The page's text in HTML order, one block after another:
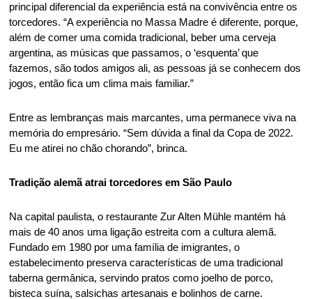
principal diferencial da experiência está na convivência entre os
torcedores. “A experiência no Massa Madre é diferente, porque,
além de comer uma comida tradicional, beber uma cerveja
argentina, as músicas que passamos, o ‘esquenta’ que
fazemos, são todos amigos ali, as pessoas já se conhecem dos
jogos, então fica um clima mais familiar.”
Entre as lembranças mais marcantes, uma permanece viva na
memória do empresário. “Sem dúvida a final da Copa de 2022.
Eu me atirei no chão chorando”, brinca.
Tradição alemã atrai torcedores em São Paulo
Na capital paulista, o restaurante Zur Alten Mühle mantém há
mais de 40 anos uma ligação estreita com a cultura alemã.
Fundado em 1980 por uma família de imigrantes, o
estabelecimento preserva características de uma tradicional
taberna germânica, servindo pratos como joelho de porco,
bisteca suína, salsichas artesanais e bolinhos de carne.